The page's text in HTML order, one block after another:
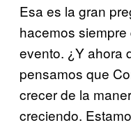
Esa es la gran
hacemos
evento. ¿Y ahora
pensamos que
crecer de la
creciendo.